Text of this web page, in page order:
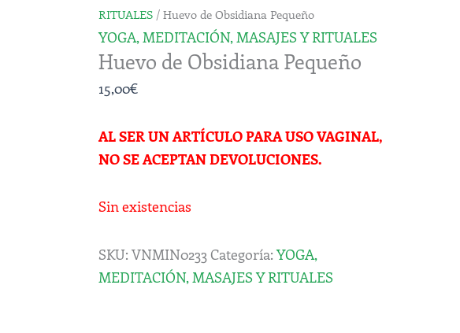
RITUALES / Huevo de Obsidiana Pequeño
YOGA, MEDITACIÓN, MASAJES Y RITUALES
Huevo de Obsidiana Pequeño
15,00€
AL SER UN ARTÍCULO PARA USO VAGINAL,
NO SE ACEPTAN DEVOLUCIONES.
Sin existencias
SKU:VNMIN0233 Categoría:YOGA,
MEDITACIÓN, MASAJES Y RITUALES